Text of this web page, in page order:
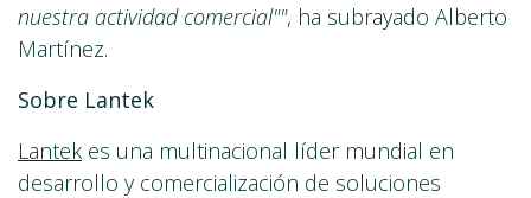
nuestra actividad comercial"", ha subrayado Alberto
Martínez.
Sobre Lantek
Lantek es una multinacional líder mundial en
desarrollo y comercialización de soluciones